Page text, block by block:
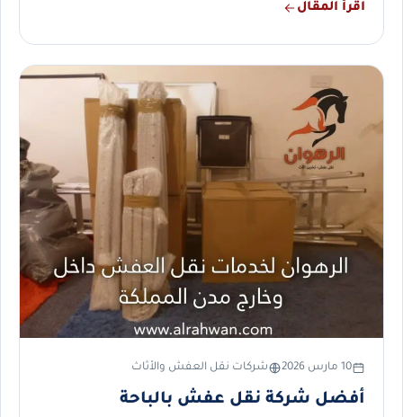
اقرأ المقال
10 مارس 2026 شركات نقل العفش والأثاث
أفضل شركة نقل عفش بالباحة